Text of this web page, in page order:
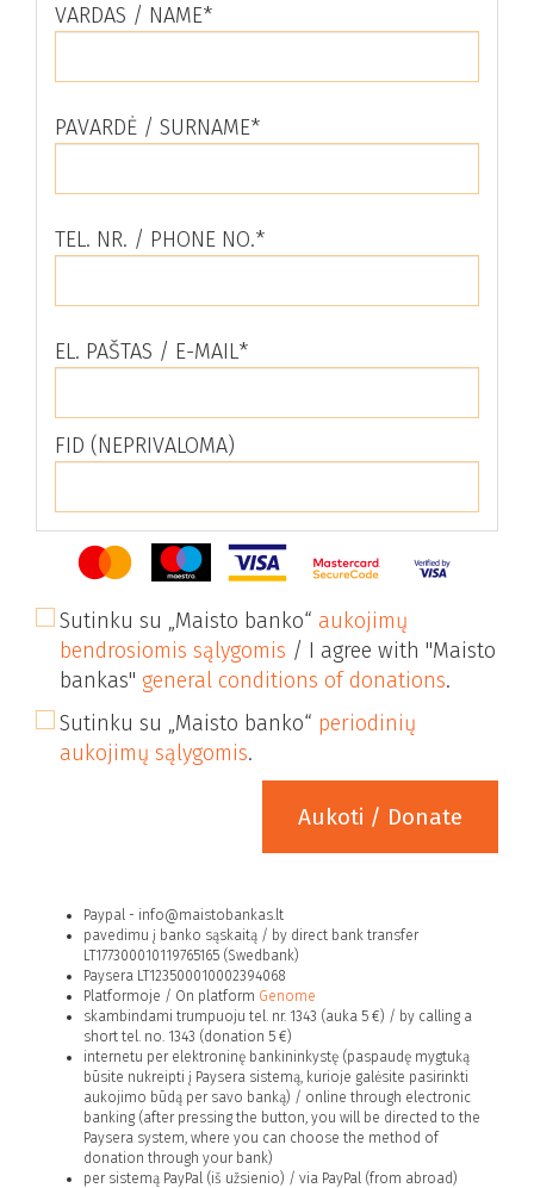
VARDAS / NAME*
PAVARDĖ / SURNAME*
TEL. NR. / PHONE NO.*
EL. PAŠTAS / E-MAIL*
FID (NEPRIVALOMA)
Sutinku su „Maisto banko“ aukojimų
bendrosiomis sąlygomis / I agree with "Maisto
bankas" general conditions of donations.
Sutinku su „Maisto banko“ periodinių
aukojimų sąlygomis.
Aukoti / Donate
Paypal - info@maistobankas.lt
pavedimu į banko sąskaitą / by direct bank transfer
LT177300010119765165 (Swedbank)
Paysera LT123500010002394068
Platformoje / On platform Genome
skambindami trumpuoju tel. nr. 1343 (auka 5 €) / by calling a
short tel. no. 1343 (donation 5 €)
internetu per elektroninę bankininkystę (paspaudę mygtuką
būsite nukreipti į Paysera sistemą, kurioje galėsite pasirinkti
aukojimo būdą per savo banką) / online through electronic
banking (after pressing the button, you will be directed to the
Paysera system, where you can choose the method of
donation through your bank)
per sistemą PayPal (iš užsienio) / via PayPal (from abroad)